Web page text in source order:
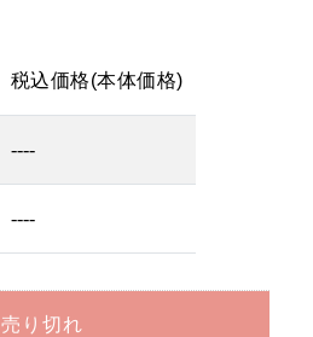
税込価格(本体価格)
----
----
売り切れ